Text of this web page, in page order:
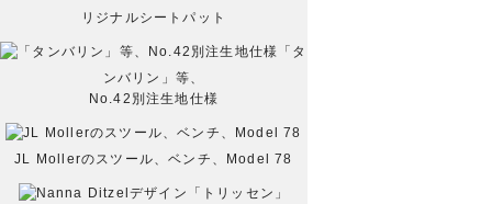
リジナルシートパット
「タ
ンバリン」等、
No.42別注生地仕様
JL Mollerのスツール、ベンチ、Model 78